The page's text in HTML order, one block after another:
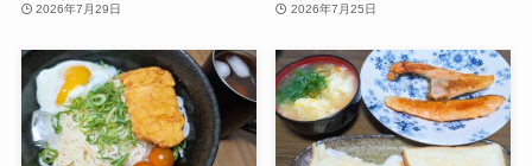
2026年7月29日 2026年7月25日